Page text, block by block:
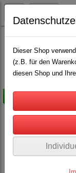
Stall, Hof und Scheune
Persönlicher
Dieser Shop
(z.B. für den
diesen Shop und